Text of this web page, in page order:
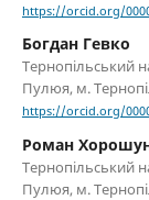
https://orcid.org/
Богдан Гевко
Тернопільський
Пулюя, м.
https://orcid.org/
Роман
Тернопільський
Пулюя, м.